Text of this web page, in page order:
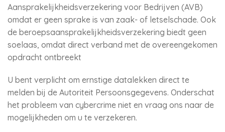
Aansprakelijkheidsverzekering voor Bedrijven (AVB)
omdat er geen sprake is van zaak- of letselschade. Ook
de beroepsaansprakelijkheidsverzekering biedt geen
soelaas, omdat direct verband met de overeengekomen
opdracht ontbreekt
U bent verplicht om ernstige datalekken direct te
melden bij de Autoriteit Persoonsgegevens. Onderschat
het probleem van cybercrime niet en vraag ons naar de
mogelijkheden om u te verzekeren.